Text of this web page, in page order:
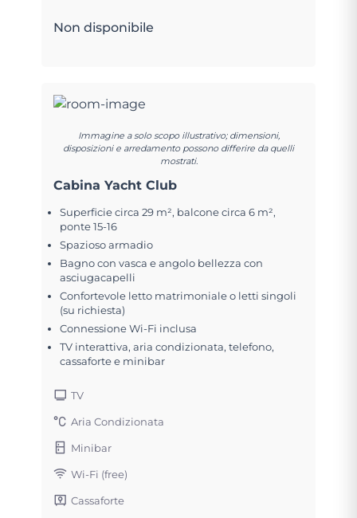
Non disponibile
Immagine a solo scopo illustrativo; dimensioni,
disposizioni e arredamento possono differire da quelli
mostrati.
Cabina Yacht Club
Superficie circa 29 m², balcone circa 6 m²,
ponte 15-16
Spazioso armadio
Bagno con vasca e angolo bellezza con
asciugacapelli
Confortevole letto matrimoniale o letti singoli
(su richiesta)
Connessione Wi-Fi inclusa
TV interattiva, aria condizionata, telefono,
cassaforte e minibar
TV
Aria Condizionata
Minibar
Wi-Fi (free)
Cassaforte